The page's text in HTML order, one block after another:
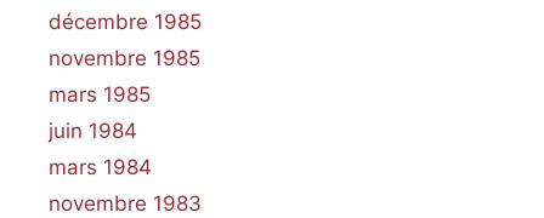
décembre 1985
novembre 1985
mars 1985
juin 1984
mars 1984
novembre 1983